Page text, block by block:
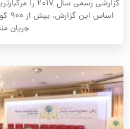
گزارشی رسمی
جریان